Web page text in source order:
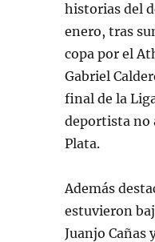
historias del
enero, tras
copa por el
Gabriel
final de la
deportista no
Plata.
Además
estuvieron
Juanjo